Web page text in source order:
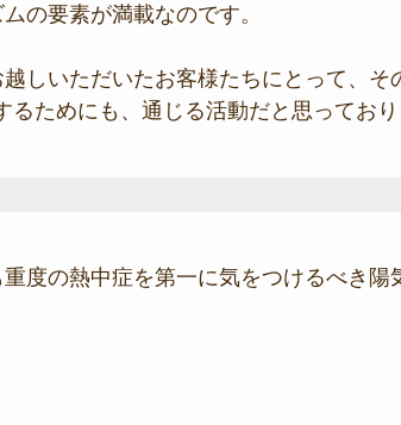
の要素が満載なのです。
しいただいたお客様たちにとって、そ
るためにも、通じる活動だと思っており
度の熱中症を第一に気をつけるべき陽